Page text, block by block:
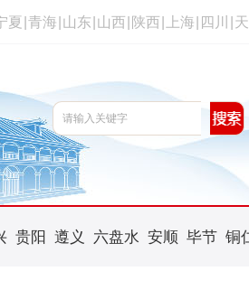
夏 青海 山东 山西 陕西 上海 四川
贵阳 遵义 六盘水 安顺 毕节 铜